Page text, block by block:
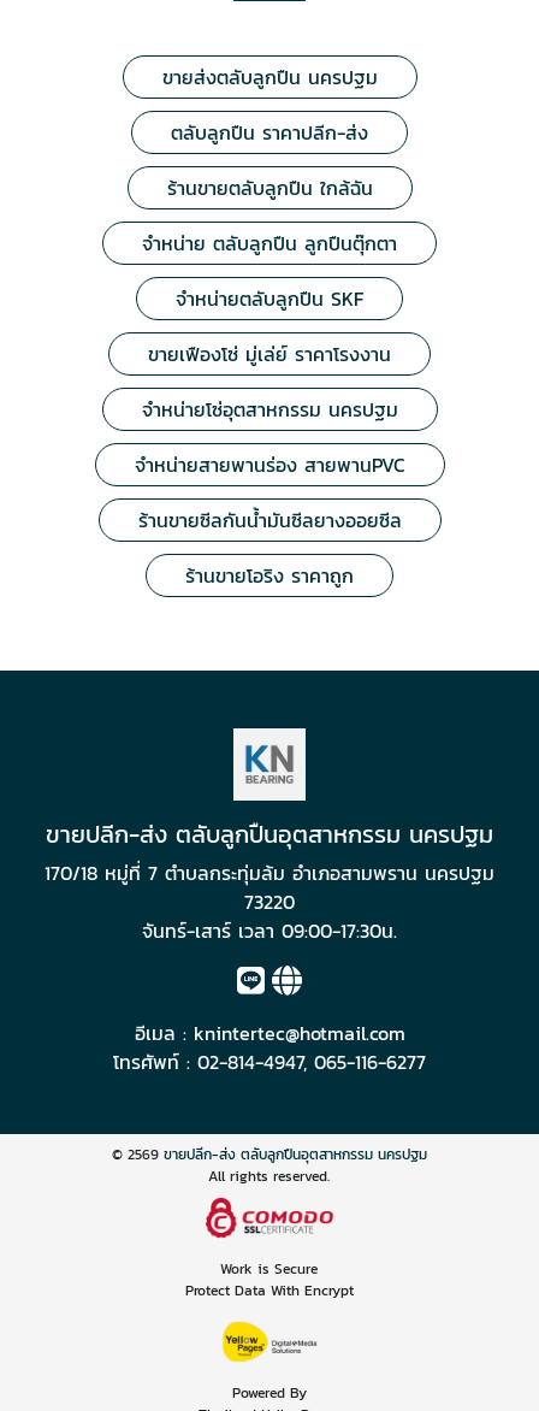
ขายส่งตลับลูกปืน นครปฐม
ตลับลูกปืน ราคาปลีก-ส่ง
ร้านขายตลับลูกปืน ใกล้ฉัน
จำหน่าย ตลับลูกปืน ลูกปืนตุ๊กตา
จำหน่ายตลับลูกปืน SKF
ขายเฟืองโซ่ มู่เล่ย์ ราคาโรงงาน
จำหน่ายโซ่อุตสาหกรรม นครปฐม
จำหน่ายสายพานร่อง สายพานPVC
ร้านขายซีลกันน้ำมันซีลยางออยซีล
ร้านขายโอริง ราคาถูก
ขายปลีก-ส่ง ตลับลูกปืนอุตสาหกรรม นครปฐม
170/18 หมู่ที่ 7 ตำบลกระทุ่มล้ม อำเภอสามพราน นครปฐม
73220
จันทร์-เสาร์ เวลา 09:00-17:30น.
อีเมล : knintertec@hotmail.com
โทรศัพท์ : 02-814-4947, 065-116-6277
© 2569 ขายปลีก-ส่ง ตลับลูกปืนอุตสาหกรรม นครปฐม
All rights reserved.
Work is Secure
Protect Data With Encrypt
Powered By